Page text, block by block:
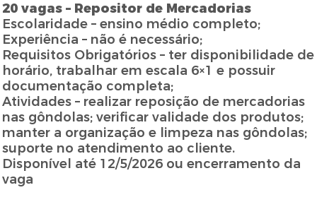
20 vagas – Repositor de Mercadorias
Escolaridade – ensino médio completo;
Experiência – não é necessário;
Requisitos Obrigatórios – ter disponibilidade de
horário, trabalhar em escala 6×1 e possuir
documentação completa;
Atividades – realizar reposição de mercadorias
nas gôndolas; verificar validade dos produtos;
manter a organização e limpeza nas gôndolas;
suporte no atendimento ao cliente.
Disponível até 12/5/2026 ou encerramento da
vaga